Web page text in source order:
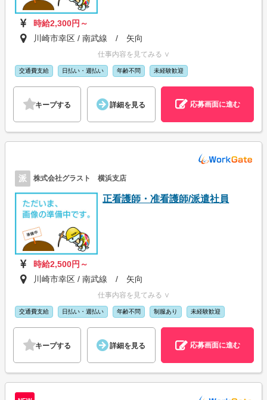
時給2,300円～
川崎市幸区 / 南武線 / 矢向
仕事内容を見てみる ∨
交通費支給 日払い・週払い 年齢不問 未経験歓迎
キープする 詳細を見る 応募画面に進む
派 株式会社グラスト 横浜支店
正看護師・准看護師/派遣社員
時給2,500円～
川崎市幸区 / 南武線 / 矢向
仕事内容を見てみる ∨
交通費支給 日払い・週払い 年齢不問 制服あり 未経験歓迎
キープする 詳細を見る 応募画面に進む